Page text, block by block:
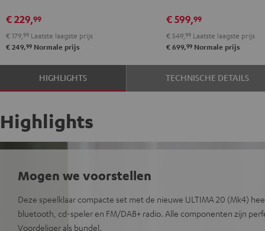
€ 229,99
€ 179, 99 Laatste laagste prijs
€ 249,99 Normale prijs
"2.1-
Set"
Zwart
"2.1-
Set"
Wit
€ 599,99
€ 549, 99Laatste laagste prijs
€ 699,99Normale prijs
HIGHLIGHTS TECHNISCHE DETAILS
Highlights
Mogen we voorstellen
Deze speelklaar compacte set met de nieuwe ULTIMA 20 (Mk4)
bluetooth, cd-speler en FM/DAB+ radio. Alle componenten zijn
Voordeliger als bundel.